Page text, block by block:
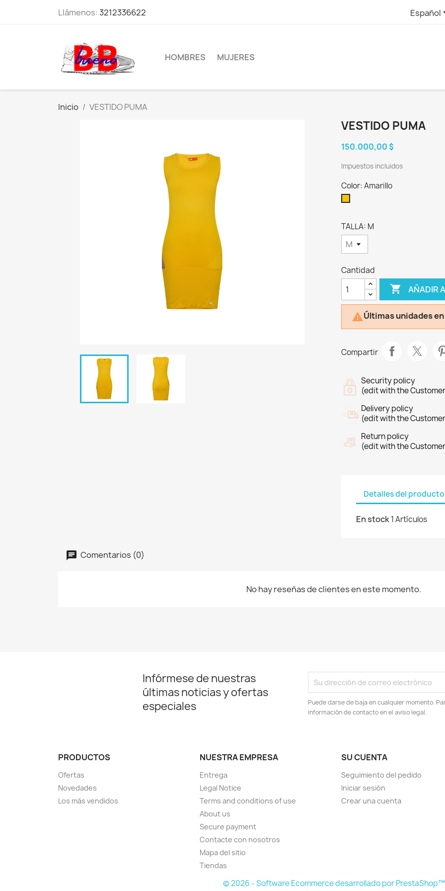
Llámenos:3212336622 Español
HOMBRES MUJERES
Inicio VESTIDO PUMA
VESTIDO PUMA
150.000,00 $
Impuestos incluidos
Color: Amarillo
TALLA: M
Cantidad
 AÑADIR
Últimas unidades
Compartir
Security policy
(edit with the
Delivery policy
(edit with the
Return policy
(edit with the
Detalles del producto
En stock1 Artículos
Comentarios (0)
No hay reseñas de clientes en este momento.
Infórmese de nuestras
últimas noticias y ofertas
especiales
Puede darse de baja en cualquier momento.
información de contacto en el aviso legal.
PRODUCTOS
Ofertas
Novedades
Los más vendidos
NUESTRA EMPRESA
Entrega
Legal Notice
Terms and conditions of use
About us
Secure payment
Contacte con nosotros
Mapa del sitio
Tiendas
SU CUENTA
Seguimiento del pedido
Iniciar sesión
Crear una cuenta
© 2026 - Software Ecommerce desarrollado por PrestaShop™